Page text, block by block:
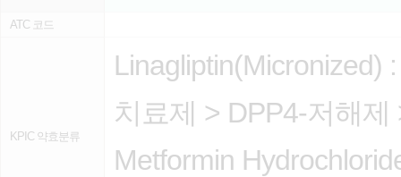
ATC 코드
KPIC 약효분류
Linagliptin(Micronized)
치료제 > DPP4-저해제
Metformin